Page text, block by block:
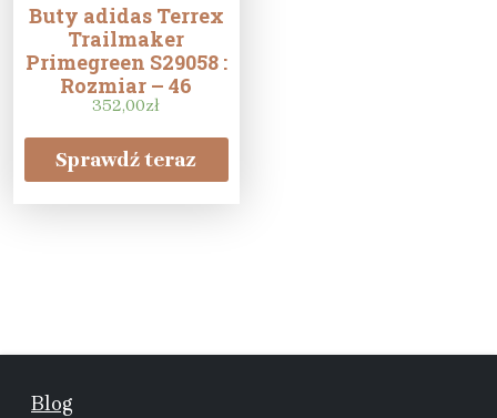
Buty adidas Terrex
Trailmaker
Primegreen S29058 :
Rozmiar – 46
352,00zł
Sprawdź teraz
Blog